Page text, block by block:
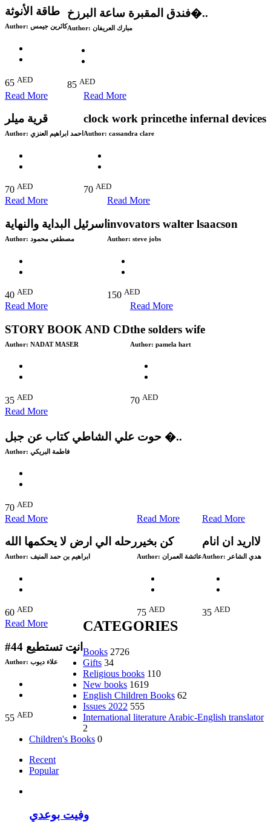
طاقة الأنوثة
Author: كاثرين جيمس
65 AED
‎فندق المقبرة ساعة البرزخ�..
Author:
85 AED
Read More
قرية ميلر
Author: احمد ابراهيم العنزي
70 AED
Read More
clock work princethe infernal devices
Author: cassandra clare
70 AED
Read More
اسرئيل البداية والنهاية
Author: مصطفي محمود
40 AED
Read More
invovators walter lsaacson
Author: steve jobs
150 AED
Read More
STORY BOOK AND CD
Author: NADAT MASER
35 AED
Read More
the solders wife
Author: pamela hart
70 AED
Read More
حوت علي الشاطي كتاب عن جبل �..
Author: فاطمة البريكي
70 AED
Read More
رحله الي ارض لا يحكمها الله
Author: ابراهيم بن حمد المنيف
60 AED
Read More
كن بخير
Author: عائشة العمران
75 AED
Read More
لااريد ان انام
Author: هدي الشاعر
35 AED
Read More
#44 انت تستطيع
Author: علاء ديوب
55 AED
CATEGORIES
Books 2726
Gifts 34
Religious books 110
New books 1619
English Children Books 62
Issues 2022 555
International literature Arabic-English translator
2
Children's Books 0
Recent
Popular
وفيت بوعدي